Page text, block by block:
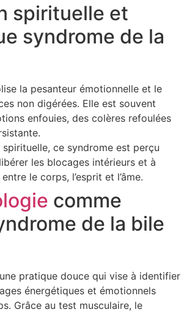
spirituelle et
syndrome de la
la pesanteur émotionnelle et le
non digérées. Elle est souvent
enfouies, des colères refoulées
spirituelle, ce syndrome est perçu
les blocages intérieurs et à
le corps, l’esprit et l’âme.
comme
de la bile
pratique douce qui vise à identifier
énergétiques et émotionnels
Grâce au test musculaire, le